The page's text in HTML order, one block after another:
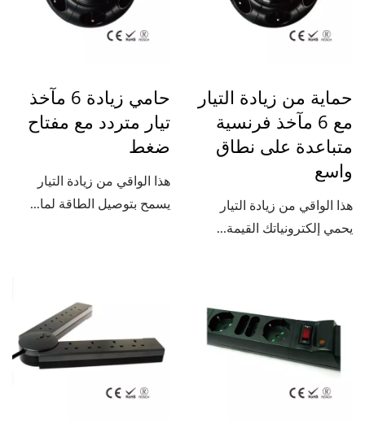
حماية من زيادة التيار
مع 6 مآخذ فرنسية
متباعدة على نطاق
واسع
هذا الواقي من زيادة التيار
يحمي إلكترونياتك القيمة...
حامي زيادة 6 مآخذ
تيار متردد مع مفتاح
ضغط
هذا الواقي من زيادة التيار
يسمح بتوصيل الطاقة لما...